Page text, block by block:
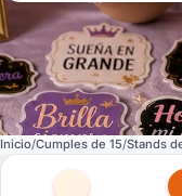
Inicio Cumples de 15 Stands
Otras versiones de